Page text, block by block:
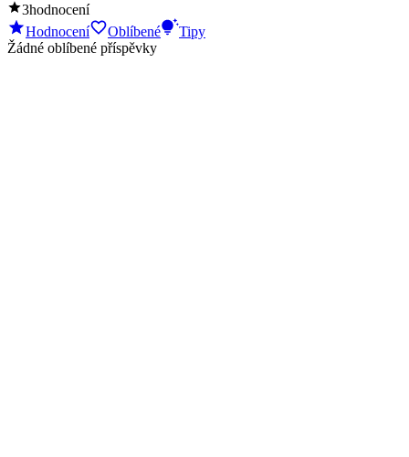
3hodnocení
Hodnocení
Oblíbené
Tipy
Žádné oblíbené příspěvky